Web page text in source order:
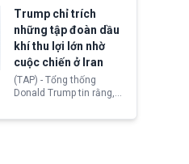
năm. Trong khi đó, người
nước ngoài sử dụng giấy
tờ giả có nguy cơ bị từ
chối nhập cảnh hoặc
cấm vào Trung Quốc tới
5 năm.
bạc xuyên quốc gia vận
hành 24/24 giờ vừa bị
Công an TP. Hải Phòng
(Việt Nam) bóc gỡ.
Trump chỉ trích
những tập đoàn dầu
khí thu lợi lớn nhờ
cuộc chiến ở Iran
(TAP) - Tổng thống
Donald Trump tin rằng, 2
ExxonMobil và Chevron